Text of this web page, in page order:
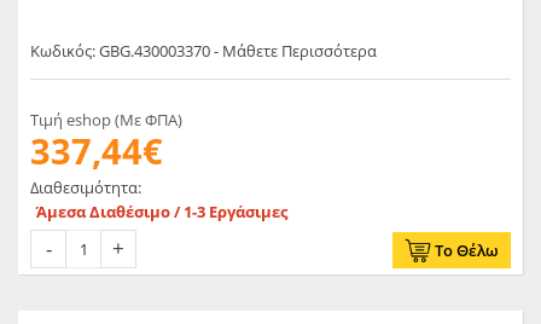
Κωδικός: GBG.430003370 - Μάθετε Περισσότερα
Τιμή eshop (Με ΦΠΑ)
337,44€
Διαθεσιμότητα:
Άμεσα Διαθέσιμο / 1-3 Εργάσιμες
Το Θέλω